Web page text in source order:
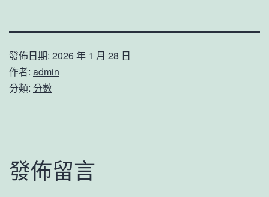
發佈日期: 2026 年 1 月 28 日
作者: admin
分類: 分數
發佈留言